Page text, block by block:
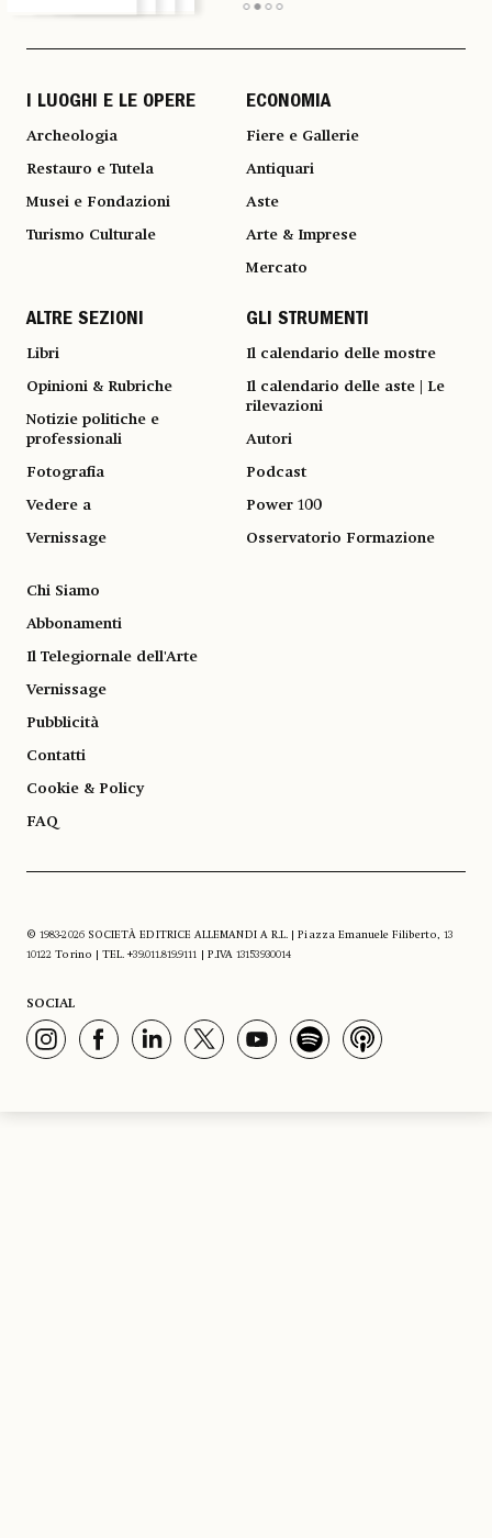
I LUOGHI E LE OPERE
Archeologia
Restauro e Tutela
Musei e Fondazioni
Turismo Culturale
ECONOMIA
Fiere e Gallerie
Antiquari
Aste
Arte & Imprese
Mercato
ALTRE SEZIONI
Libri
Opinioni & Rubriche
Notizie politiche e
professionali
Fotografia
Vedere a
Vernissage
GLI STRUMENTI
Il calendario delle mostre
Il calendario delle aste | Le
rilevazioni
Autori
Podcast
Power 100
Osservatorio Formazione
Chi Siamo
Abbonamenti
Il Telegiornale dell'Arte
Vernissage
Pubblicità
Contatti
Cookie & Policy
FAQ
© 1983-2026 SOCIETÀ EDITRICE ALLEMANDI A R.L. | Piazza Emanuele Filiberto, 13
10122 Torino | TEL. +39.011.819.9111 | P.IVA 13153930014
SOCIAL